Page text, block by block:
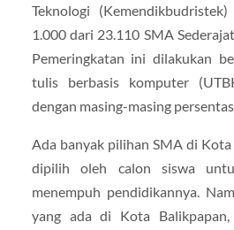
Teknologi
1.000 dari 23.110 SMA
Pemeringkatan ini dilakukan
tulis berbasis komputer
dengan masing-masing
Ada banyak pilihan SMA di
dipilih oleh calon siswa
menempuh pendidikannya.
yang ada di Kota